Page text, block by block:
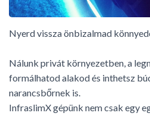
Nyerd vissza önbizalmad
Nálunk privát környezetben, a
formálhatod alakod és inthetsz
narancsbőrnek is.
InfraslimX gépünk nem csak egy